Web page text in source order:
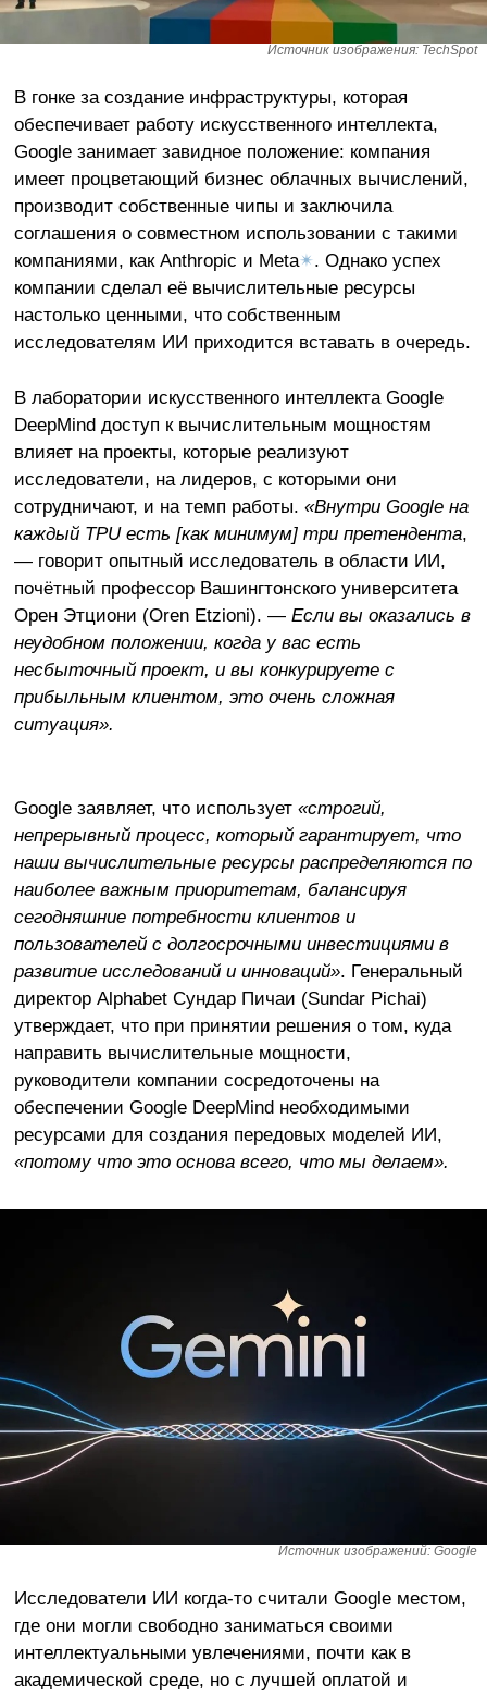
Источник изображения: TechSpot
В гонке за создание инфраструктуры, которая
обеспечивает работу искусственного интеллекта,
Google занимает завидное положение: компания
имеет процветающий бизнес облачных вычислений,
производит собственные чипы и заключила
соглашения о совместном использовании с такими
компаниями, как Anthropic и Meta✴. Однако успех
компании сделал её вычислительные ресурсы
настолько ценными, что собственным
исследователям ИИ приходится вставать в очередь.
В лаборатории искусственного интеллекта Google
DeepMind доступ к вычислительным мощностям
влияет на проекты, которые реализуют
исследователи, на лидеров, с которыми они
сотрудничают, и на темп работы. «Внутри Google на
каждый TPU есть [как минимум] три претендента,
— говорит опытный исследователь в области ИИ,
почётный профессор Вашингтонского университета
Орен Этциони (Oren Etzioni). — Если вы оказались в
неудобном положении, когда у вас есть
несбыточный проект, и вы конкурируете с
прибыльным клиентом, это очень сложная
ситуация».
Google заявляет, что использует «строгий,
непрерывный процесс, который гарантирует, что
наши вычислительные ресурсы распределяются по
наиболее важным приоритетам, балансируя
сегодняшние потребности клиентов и
пользователей с долгосрочными инвестициями в
развитие исследований и инноваций». Генеральный
директор Alphabet Сундар Пичаи (Sundar Pichai)
утверждает, что при принятии решения о том, куда
направить вычислительные мощности,
руководители компании сосредоточены на
обеспечении Google DeepMind необходимыми
ресурсами для создания передовых моделей ИИ,
«потому что это основа всего, что мы делаем».
Источник изображений: Google
Исследователи ИИ когда-то считали Google местом,
где они могли свободно заниматься своими
интеллектуальными увлечениями, почти как в
академической среде, но с лучшей оплатой и